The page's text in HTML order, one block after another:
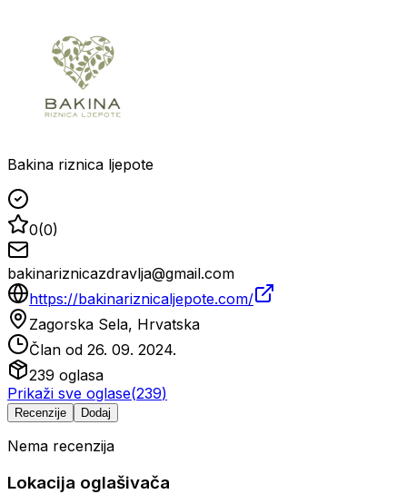
Bakina riznica ljepote
0(0)
bakinariznicazdravlja@gmail.com
https://bakinariznicaljepote.com/
Zagorska Sela, Hrvatska
Član od 26. 09. 2024.
239 oglasa
Prikaži sve oglase(239)
Recenzije Dodaj
Nema recenzija
Lokacija oglašivača